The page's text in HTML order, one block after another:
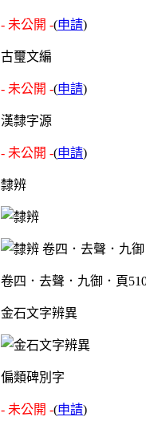
- 未公開 -(申請)
古璽文編
- 未公開 -(申請)
漢隸字源
- 未公開 -(申請)
隸辨
卷四．去聲．九御．頁
金石文字辨異
偏類碑別字
- 未公開 -(申請)